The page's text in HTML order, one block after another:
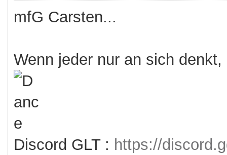
mfG Carsten...
Wenn jeder nur an sich
Discord GLT : https://